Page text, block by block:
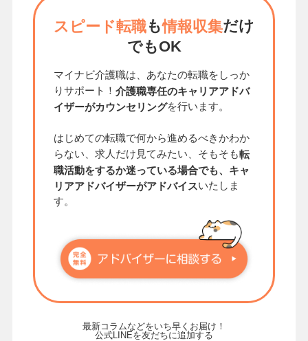
スピード転職も情報収集だけ
でもOK
マイナビ介護職は、あなたの転職をしっか
りサポート！ 介護職専任のキャリアアドバ
イザーがカウンセリングを行います。
はじめての転職で何から進めるべきかわか
らない、求人だけ見てみたい、そもそも転
職活動をするか迷っている場合でも、キャ
リアアドバイザーがアドバイスいたしま
す。
最新コラムなどをいち早くお届け！
公式LINEを友だちに追加する